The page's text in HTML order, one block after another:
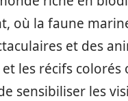
où la faune
et des
les récifs
sensibiliser les